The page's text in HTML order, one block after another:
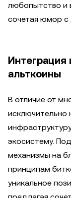
любопытство и
сочетая юмор с
Интеграция
альткоины
В отличие от
исключительно
экосистему.
механизмы на
принципам
уникальное